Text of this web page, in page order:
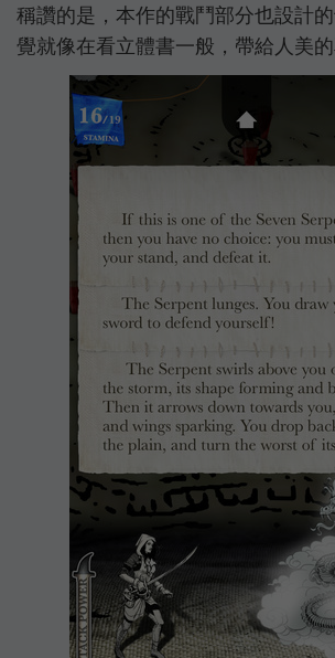
稱讚的是，本作的戰鬥部分也設計
覺就像在看立體書一般，帶給人美的